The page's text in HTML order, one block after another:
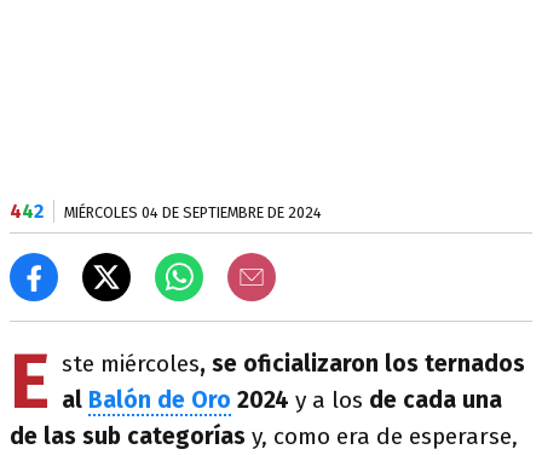
442 MIÉRCOLES 04 DE SEPTIEMBRE DE 2024
E ste miércoles, se oficializaron los ternados
al Balón de Oro 2024 y a los de cada una
de las sub categorías y, como era de esperarse,